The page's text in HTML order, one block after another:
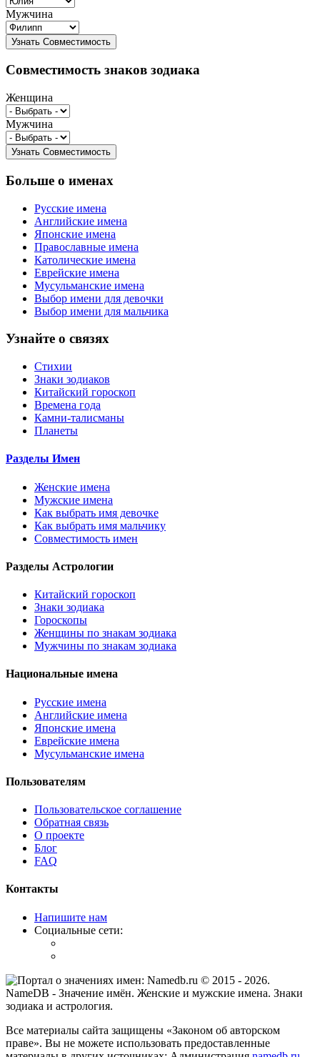
Мужчина
Совместимость знаков зодиака
Женщина
Мужчина
Больше о именах
Русские имена
Английские имена
Японские имена
Православные имена
Католические имена
Еврейские имена
Мусульманские имена
Выбор имени для девочки
Выбор имени для мальчика
Узнайте о связях
Стихии
Знаки зодиаков
Китайский гороскоп
Времена года
Камни-талисманы
Планеты
Разделы Имен
Женские имена
Мужские имена
Как выбрать имя девочке
Как выбрать имя мальчику
Совместимость имен
Разделы Астрологии
Китайский гороскоп
Знаки зодиака
Гороскопы
Женщины по знакам зодиака
Мужчины по знакам зодиака
Национальные имена
Русские имена
Английские имена
Японские имена
Еврейские имена
Мусульманские имена
Пользователям
Пользовательское соглашение
Обратная связь
О проекте
Блог
FAQ
Контакты
Напишите нам
Социальные сети:
© 2015 - 2026.
NameDB - Значение имён. Женские и мужские имена. Знаки
зодиака и астрология.
Все материалы сайта защищены «Законом об авторском
праве». Вы не можете использовать предоставленные